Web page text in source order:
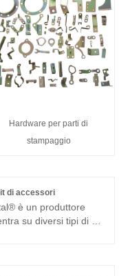
Hardware per parti di
stampaggio
di accessori
è un produttore
su diversi tipi di kit